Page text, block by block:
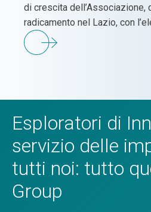
di crescita dell’Associazione,
radicamento nel Lazio, con
Esploratori di
servizio delle
tutti noi: tutto
Group